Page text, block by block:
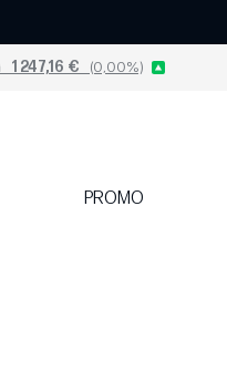
1 247,16 € (0,00%)
PROMO